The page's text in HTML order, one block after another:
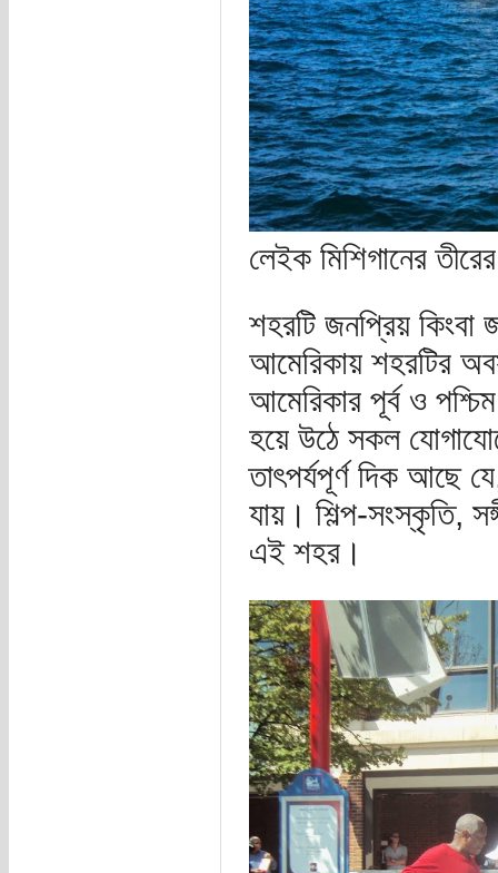
লেইক মিশিগানের
শহরটি জনপ্রিয়
আমেরিকায় শহরটির
আমেরিকার পূর্ব ও
হয়ে উঠে সকল
তাৎপর্যপূর্ণ দিক আছে
যায়। শিল্প-সংস্কৃতি,
এই শহর।